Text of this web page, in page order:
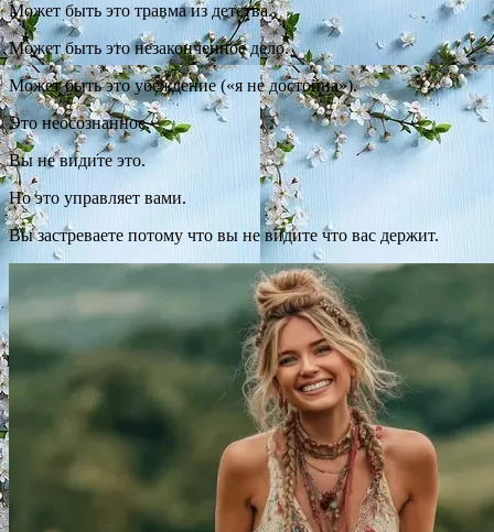
Может быть это травма из детства.
Может быть это незаконченное дело.
Может быть это убеждение («я не достойна»).
Это неосознанное.
Вы не видите это.
Но это управляет вами.
Вы застреваете потому что вы не видите что вас держит.